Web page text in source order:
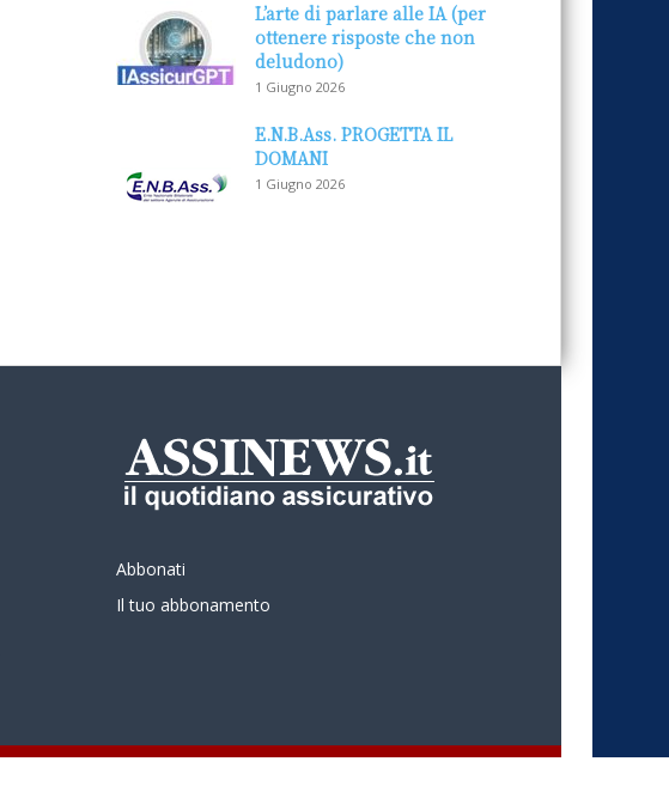
L’arte di parlare alle IA (per
ottenere risposte che non
deludono)
1 Giugno 2026
E.N.B.Ass. PROGETTA IL
DOMANI
1 Giugno 2026
Abbonati
Il tuo abbonamento